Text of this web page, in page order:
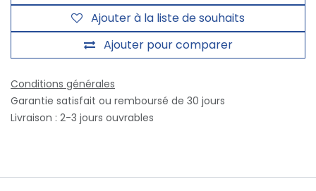
Ajouter pour comparer
Ajouter à la liste de souhaits
Conditions générales
Garantie satisfait ou remboursé de 30 jours
Livraison : 2-3 jours ouvrables